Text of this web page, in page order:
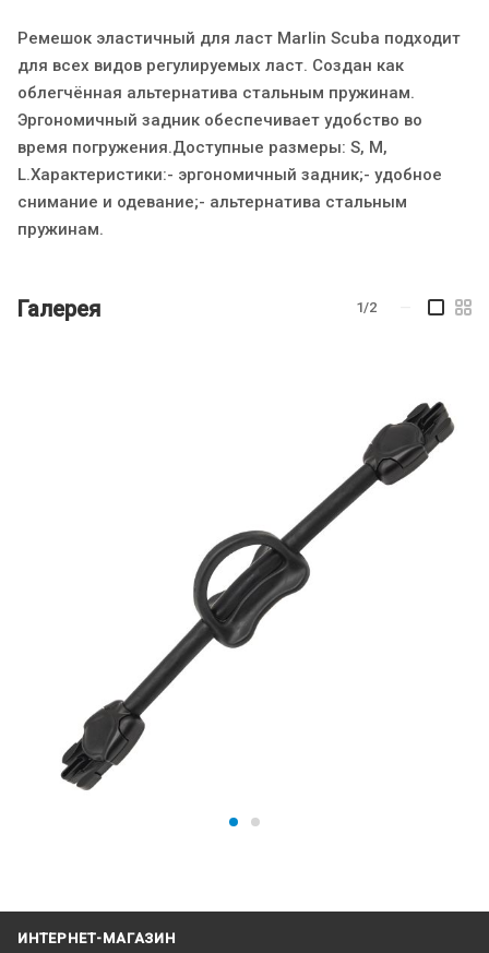
Ремешок эластичный для ласт Marlin Scuba подходит
для всех видов регулируемых ласт. Создан как
облегчённая альтернатива стальным пружинам.
Эргономичный задник обеспечивает удобство во
время погружения.Доступные размеры: S, M,
L.Характеристики:- эргономичный задник;- удобное
снимание и одевание;- альтернатива стальным
пружинам.
Галерея 1/2
ИНТЕРНЕТ-МАГАЗИН